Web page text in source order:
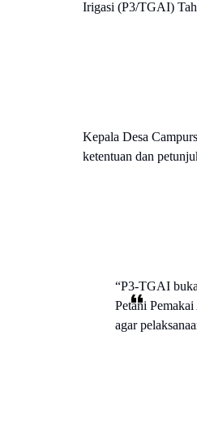
Irigasi (P3/TGAI)
Kepala Desa
ketentuan dan
“P3-TGAI
Petani
agar